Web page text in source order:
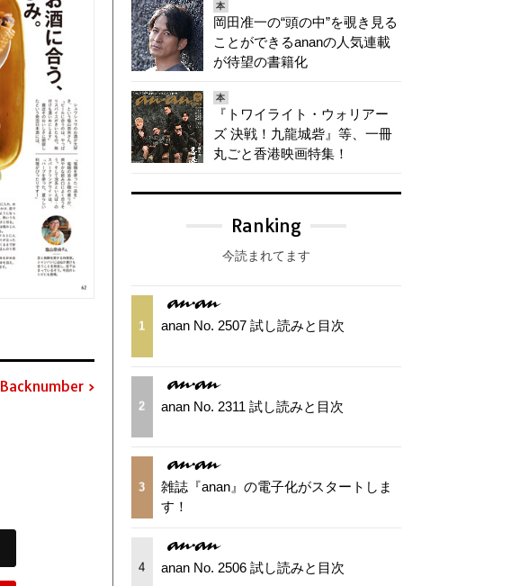
Backnumber
本
岡田准一の“頭の中”を覗き見る
ことができるananの人気連載
が待望の書籍化
本
『トワイライト・ウォリアー
ズ 決戦！九龍城砦』等、一冊
丸ごと香港映画特集！
Ranking
今読まれてます
1 anan No. 2507 試し読みと目次
2 anan No. 2311 試し読みと目次
3
雑誌『anan』の電子化がスタートしま
す！
4 anan No. 2506 試し読みと目次